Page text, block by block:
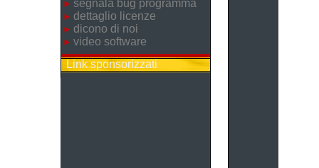
segnala bug programma
dettaglio licenze
dicono di noi
video software
Link sponsorizzati